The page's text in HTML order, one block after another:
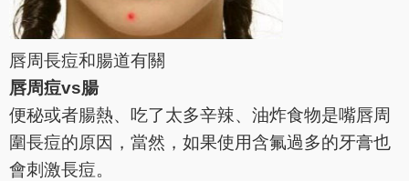
唇周長痘和腸道有關
唇周痘vs腸
便秘或者腸熱、吃了太多辛辣、油炸食物是嘴唇周
圍長痘的原因，當然，如果使用含氟過多的牙膏也
會刺激長痘。